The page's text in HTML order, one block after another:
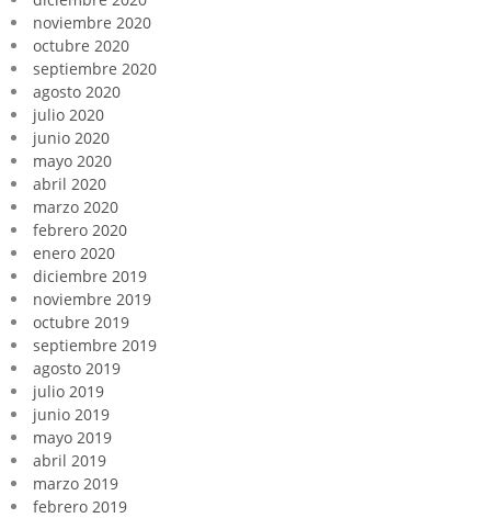
noviembre 2020
octubre 2020
septiembre 2020
agosto 2020
julio 2020
junio 2020
mayo 2020
abril 2020
marzo 2020
febrero 2020
enero 2020
diciembre 2019
noviembre 2019
octubre 2019
septiembre 2019
agosto 2019
julio 2019
junio 2019
mayo 2019
abril 2019
marzo 2019
febrero 2019